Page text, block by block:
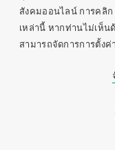
สังคมออนไลน์ การคลิก
เหล่านี้ หากท่านไม่เห็น
สามารถจัดการการตั้ง